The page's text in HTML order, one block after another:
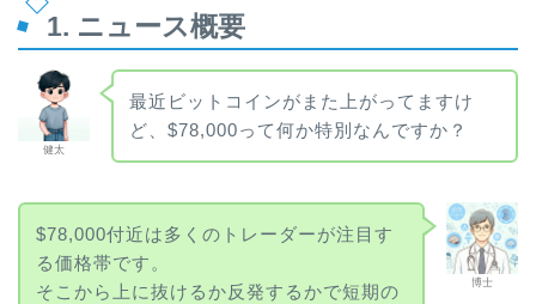
1. ニュース概要
健太
最近ビットコインがまた上がってますけ
ど、$78,000って何か特別なんですか？
博士
$78,000付近は多くのトレーダーが注目す
る価格帯です。
そこから上に抜けるか反発するかで短期の